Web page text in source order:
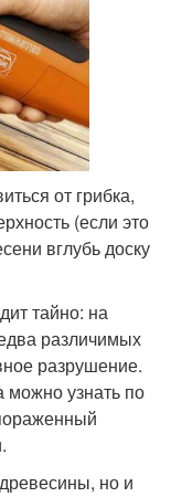
от грибка,
(если это
вглубь доску
тайно: на
различимых
разрушение.
узнать по
но и